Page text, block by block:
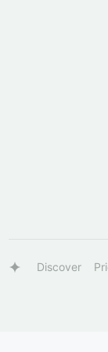
Discover